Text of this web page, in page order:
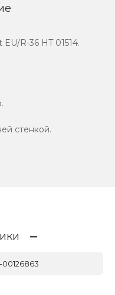
R-36 HT 01514.
стенкой.
00126863